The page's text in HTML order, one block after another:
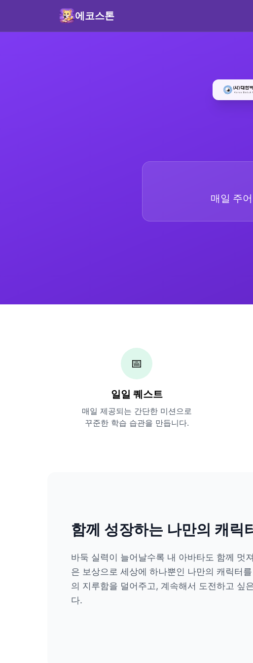
에코스톤
매일 주
📅
일일 퀘스트
매일 제공되는 간단한 미션으로
꾸준한 학습 습관을 만듭니다.
함께 성장하는 나만의 캐릭
바둑 실력이 늘어날수록 내 아바타도 함께 멋
은 보상으로 세상에 하나뿐인 나만의 캐릭터
의 지루함을 덜어주고, 계속해서 도전하고 싶
다.